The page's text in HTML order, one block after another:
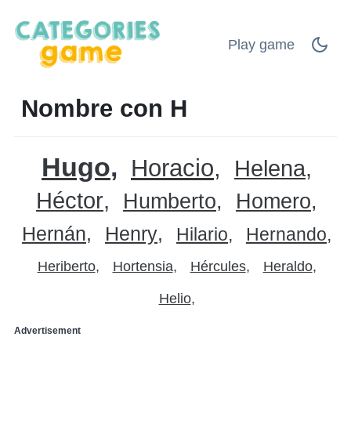
Play game
Nombre con H
Hugo Horacio
Helena
Héctor
Humberto Homero
Hernán Henry Hilario Hernando
Heriberto Hortensia Hércules Heraldo
Helio
Advertisement